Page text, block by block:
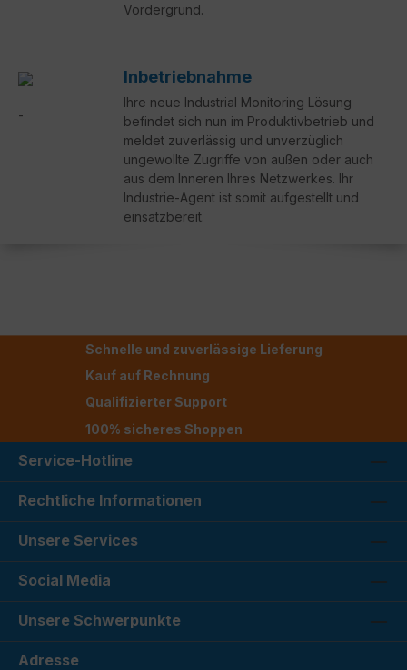
Vordergrund.
Inbetriebnahme
Ihre neue Industrial Monitoring Lösung
befindet sich nun im Produktivbetrieb und
meldet zuverlässig und unverzüglich
ungewollte Zugriffe von außen oder auch
aus dem Inneren Ihres Netzwerkes. Ihr
Industrie-Agent ist somit aufgestellt und
einsatzbereit.
Schnelle und zuverlässige Lieferung
Kauf auf Rechnung
Qualifizierter Support
100% sicheres Shoppen
Service-Hotline
Rechtliche Informationen
Unsere Services
Social Media
Unsere Schwerpunkte
Adresse